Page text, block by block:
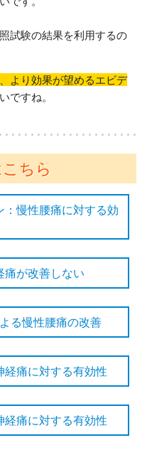
試験の結果を利用するの
より効果が望めるエビデ
ですね。
ちら
：慢性腰痛に対する効
痛が改善しない
る慢性腰痛の改善
経痛に対する有効性
経痛に対する有効性